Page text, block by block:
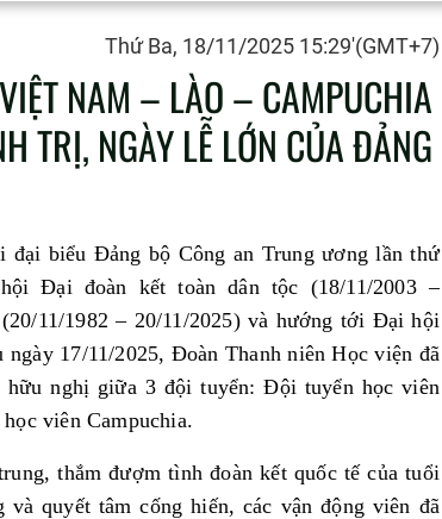
Thứ Ba, 18/11/2025 15:29'(GMT+7)
NAM – LÀO – CAMPUCHIA
TRỊ, NGÀY LỄ LỚN CỦA ĐẢNG
đại biểu Đảng bộ Công an Trung ương lần thứ
Đại đoàn kết toàn dân tộc (18/11/2003 –
11/1982 – 20/11/2025) và hướng tới Đại hội
17/11/2025, Đoàn Thanh niên Học viện đã
nghị giữa 3 đội tuyển: Đội tuyển học viên
viên Campuchia.
thắm đượm tình đoàn kết quốc tế của tuổi
quyết tâm cống hiến, các vận động viên đã